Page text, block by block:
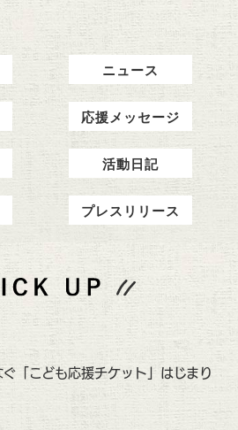
ニュース
応援メッセージ
活動日記
プレスリリース
「こども応援チケット」はじまり